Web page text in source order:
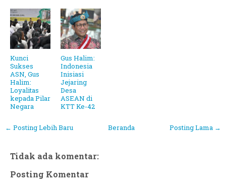
Kunci
Sukses
ASN, Gus
Halim:
Loyalitas
kepada Pilar
Negara
Gus Halim:
Indonesia
Inisiasi
Jejaring
Desa
ASEAN di
KTT Ke-42
← Posting Lebih Baru Posting Lama →
Beranda
Tidak ada komentar:
Posting Komentar